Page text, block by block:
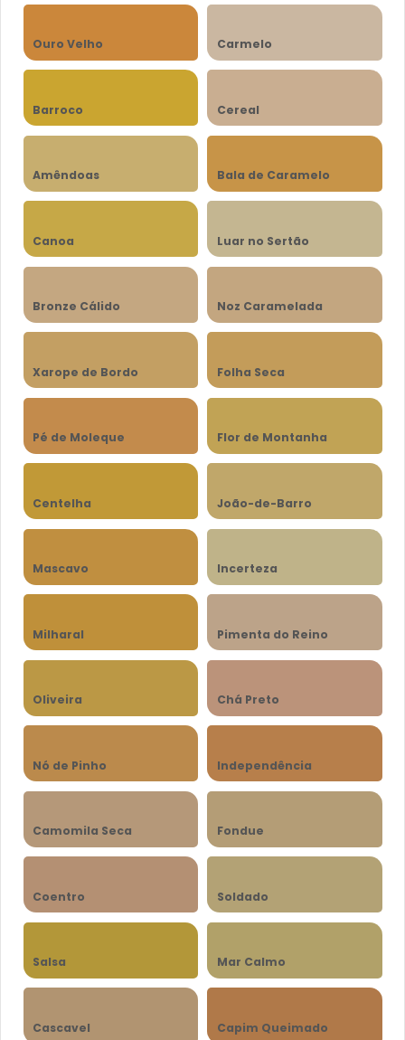
Ouro Velho Carmelo
Barroco Cereal
Amêndoas Bala de Caramelo
Canoa Luar no Sertão
Bronze Cálido Noz Caramelada
Xarope de Bordo Folha Seca
Pé de Moleque Flor de Montanha
Centelha João-de-Barro
Mascavo Incerteza
Milharal Pimenta do Reino
Oliveira Chá Preto
Nó de Pinho Independência
Camomila Seca Fondue
Coentro Soldado
Salsa Mar Calmo
Cascavel Capim Queimado